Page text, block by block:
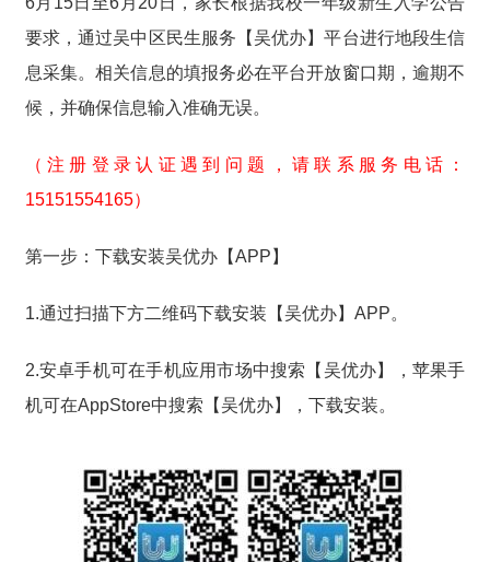
要求，通过吴中区民生服务【吴优办】平台进行地段生信
息采集。相关信息的填报务必在平台开放窗口期，逾期不
候，并确保信息输入准确无误。
（注册登录认证遇到问题，请联系服务电话：
15151554165）
第一步：下载安装吴优办【APP】
1.通过扫描下方二维码下载安装【吴优办】APP。
2.安卓手机可在手机应用市场中搜索【吴优办】，苹果手
机可在AppStore中搜索【吴优办】，下载安装。